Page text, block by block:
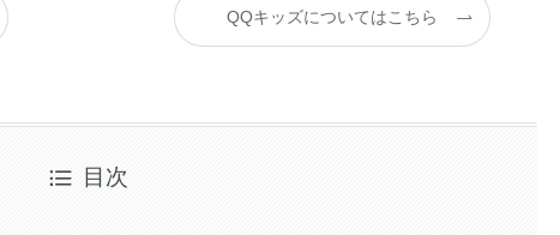
QQキッズについてはこちら
目次